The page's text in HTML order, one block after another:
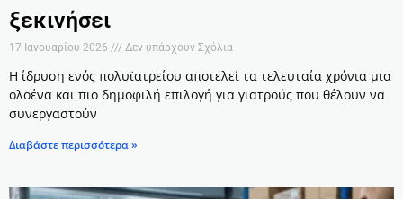
ξεκινήσει
17 Ιανουαρίου 2026 Δεν υπάρχουν Σχόλια
Η ίδρυση ενός πολυϊατρείου αποτελεί τα τελευταία χρόνια μια
ολοένα και πιο δημοφιλή επιλογή για γιατρούς που θέλουν να
συνεργαστούν
Διαβάστε περισσότερα »